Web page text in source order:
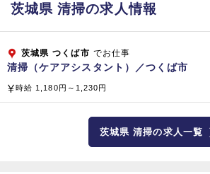
五反田JPビルディング 5階
茨城県 清掃の求人情報
茨城県 つくば市 でお仕事
清掃（ケアアシスタント）／つくば市
時給 1,180円～1,230円
茨城県 清掃の求人一覧